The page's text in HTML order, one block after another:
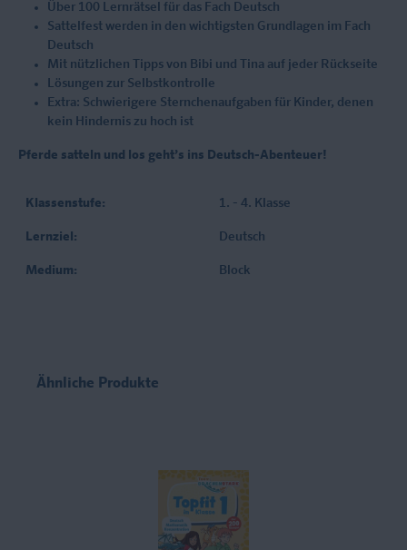
Über 100 Lernrätsel für das Fach Deutsch
Sattelfest werden in den wichtigsten Grundlagen im Fach
Deutsch
Mit nützlichen Tipps von Bibi und Tina auf jeder Rückseite
Lösungen zur Selbstkontrolle
Extra: Schwierigere Sternchenaufgaben für Kinder, denen
kein Hindernis zu hoch ist
Pferde satteln und los geht’s ins Deutsch-Abenteuer!
Klassenstufe: 1. - 4. Klasse
Lernziel: Deutsch
Medium: Block
Ähnliche Produkte